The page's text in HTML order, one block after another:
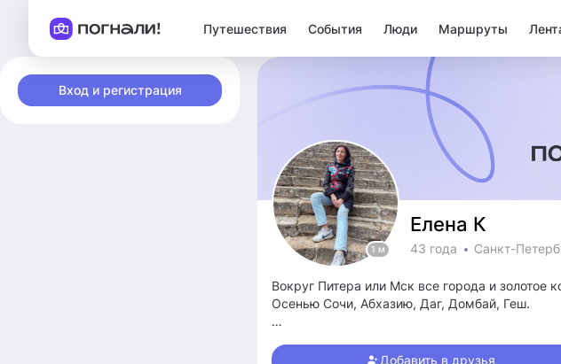
Путешествия События Люди Маршруты
Вход и регистрация
1 м
Елена К
43 года Санкт-
Вокруг Питера или Мск все города и золотое кольцо или полететь горящим туром.
Осенью Сочи, Абхазию, Даг, Домбай, Геш.
хочу с палатками, сапы, вел, на машине типа
Добавить в друзья